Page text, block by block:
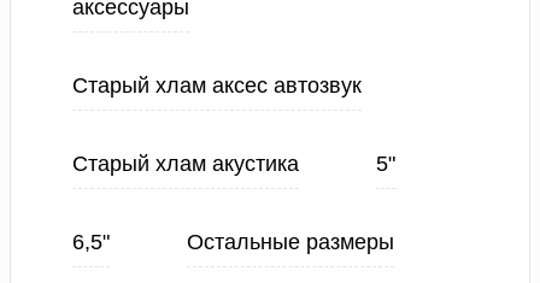
аксессуары
Старый хлам аксес автозвук
Старый хлам акустика 5"
6,5" Остальные размеры